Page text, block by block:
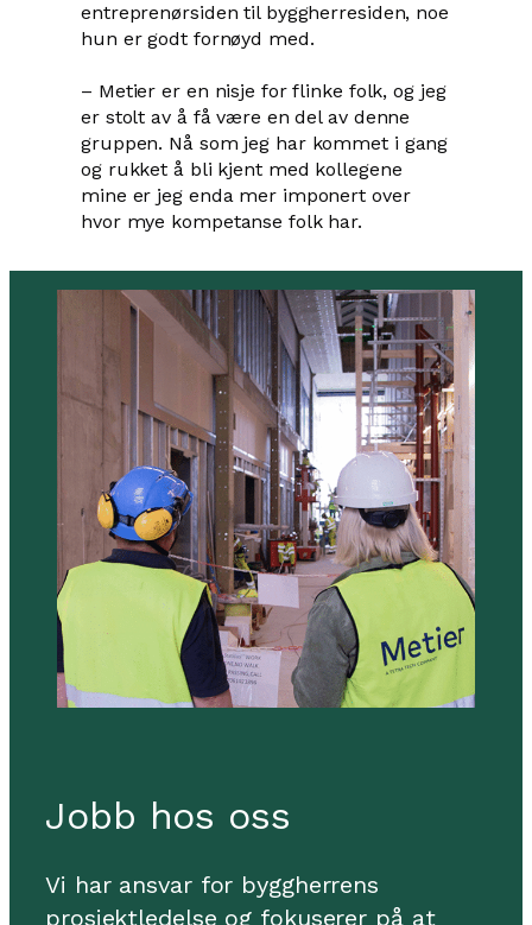
entreprenørsiden til byggherresiden, noe
hun er godt fornøyd med.
– Metier er en nisje for flinke folk, og jeg
er stolt av å få være en del av denne
gruppen. Nå som jeg har kommet i gang
og rukket å bli kjent med kollegene
mine er jeg enda mer imponert over
hvor mye kompetanse folk har.
Jobb hos oss
Vi har ansvar for byggherrens
prosjektledelse og fokuserer på at